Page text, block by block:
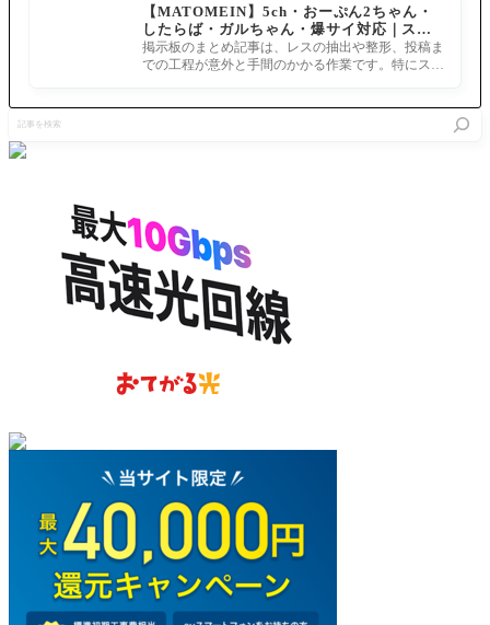
【MATOMEIN】5ch・おーぷん2ちゃん・
したらば・ガルちゃん・爆サイ対応｜スマ
ホでまとめ記事を作れるアプリ FGOのまと
め記事ができるまで
掲示板のまとめ記事は、レスの抽出や整形、投稿ま
での工程が意外と手間のかかる作業です。特にスマ
を
検
スを差し
置いてX
トレンド
入り
ジ」アペ
ンド2に
次ぐ必須
級？アル
さらに使